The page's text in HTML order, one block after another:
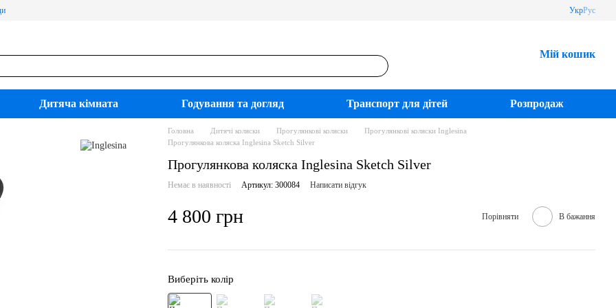
УкрРус
Мій кошик
Дитяча кімната Годування та догляд Транспорт для дітей Розпродаж
Головна Дитячі коляски Прогулянкові коляски
Прогулянкові коляски Inglesina
Прогулянкова коляска Inglesina Sketch Silver
Прогулянкова коляска Inglesina Sketch Silver
Немає в наявності Артикул: 300084 Написати відгук
4 800 грн Порівняти В бажання
Виберіть колір